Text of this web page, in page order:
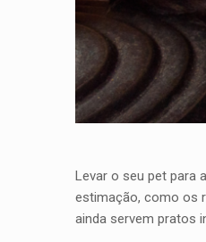
Levar o seu pet para
estimação, como os
ainda servem pratos